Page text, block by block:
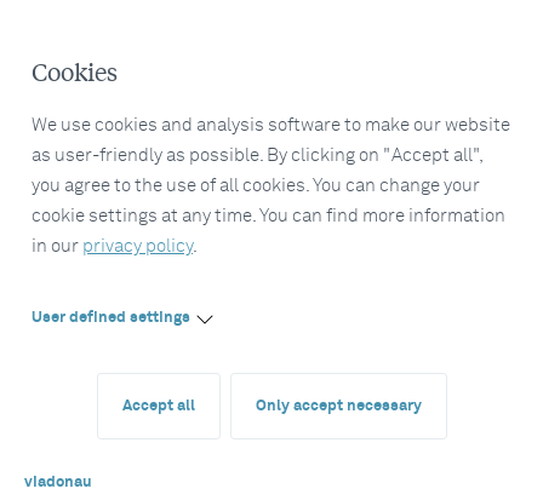
Cookies
We use cookies and analysis software to make our website
as user-friendly as possible. By clicking on "Accept all",
you agree to the use of all cookies. You can change your
cookie settings at any time. You can find more information
in our privacy policy.
User defined settings
Accept all Only accept necessary
viadonau